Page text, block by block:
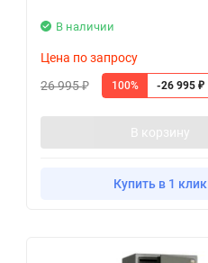
В наличии
Цена по запросу
26 995₽ 100% -26 995 ₽
В корзину
Купить в 1 клик